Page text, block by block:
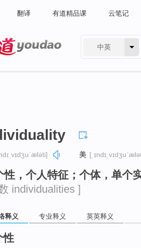
翻译 有道精品课 云笔记
中英
美
性，个人特征；个体，单个
individualities ]
释义 专业释义 英英释义
性